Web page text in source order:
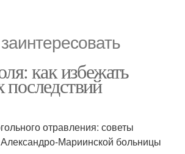
как избежать
последствий
отравления: советы
Александро-Мариинской больницы